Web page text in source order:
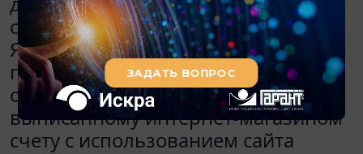
способами оплаты (система
Яндекс.Деньги позволяет оплатить
покупки разными способами
оплаты). При оплате по
выписанному интернет-магазином
счету с использованием сайта